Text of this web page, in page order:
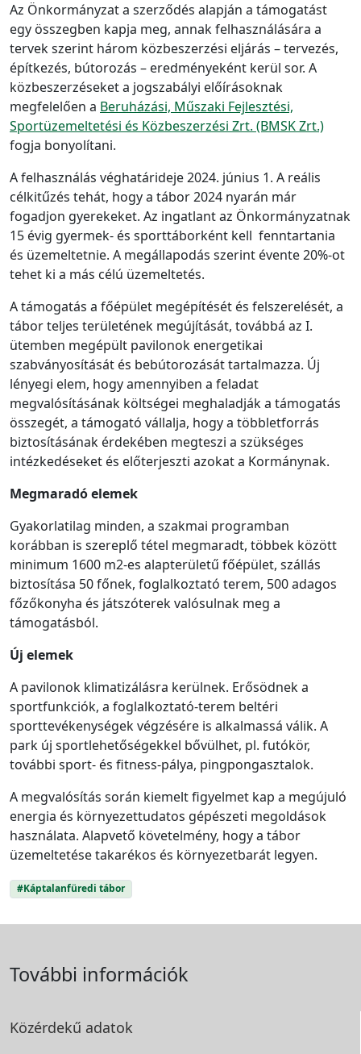
Az Önkormányzat a szerződés alapján a támogatást
egy összegben kapja meg, annak felhasználására a
tervek szerint három közbeszerzési eljárás – tervezés,
építkezés, bútorozás – eredményeként kerül sor. A
közbeszerzéseket a jogszabályi előírásoknak
megfelelően a Beruházási, Műszaki Fejlesztési,
Sportüzemeltetési és Közbeszerzési Zrt. (BMSK Zrt.)
fogja bonyolítani.
A felhasználás véghatárideje 2024. június 1. A reális
célkitűzés tehát, hogy a tábor 2024 nyarán már
fogadjon gyerekeket. Az ingatlant az Önkormányzatnak
15 évig gyermek- és sporttáborként kell fenntartania
és üzemeltetnie. A megállapodás szerint évente 20%-ot
tehet ki a más célú üzemeltetés.
A támogatás a főépület megépítését és felszerelését, a
tábor teljes területének megújítását, továbbá az I.
ütemben megépült pavilonok energetikai
szabványosítását és bebútorozását tartalmazza. Új
lényegi elem, hogy amennyiben a feladat
megvalósításának költségei meghaladják a támogatás
összegét, a támogató vállalja, hogy a többletforrás
biztosításának érdekében megteszi a szükséges
intézkedéseket és előterjeszti azokat a Kormánynak.
Megmaradó elemek
Gyakorlatilag minden, a szakmai programban
korábban is szereplő tétel megmaradt, többek között
minimum 1600 m2-es alapterületű főépület, szállás
biztosítása 50 főnek, foglalkoztató terem, 500 adagos
főzőkonyha és játszóterek valósulnak meg a
támogatásból.
Új elemek
A pavilonok klimatizálásra kerülnek. Erősödnek a
sportfunkciók, a foglalkoztató-terem beltéri
sporttevékenységek végzésére is alkalmassá válik. A
park új sportlehetőségekkel bővülhet, pl. futókör,
további sport- és fitness-pálya, pingpongasztalok.
A megvalósítás során kiemelt figyelmet kap a megújuló
energia és környezettudatos gépészeti megoldások
használata. Alapvető követelmény, hogy a tábor
üzemeltetése takarékos és környezetbarát legyen.
#Káptalanfüredi tábor
További információk
Közérdekű adatok